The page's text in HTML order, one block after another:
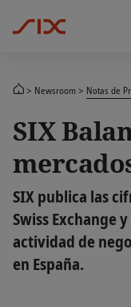
Newsroom Notas de
SIX
SIX publica las
Swiss Exchange
actividad de
en España.